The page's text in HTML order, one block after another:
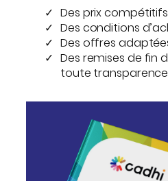
Des prix compétitifs
Des conditions
Des offres
Des remises de fin
toute transparence